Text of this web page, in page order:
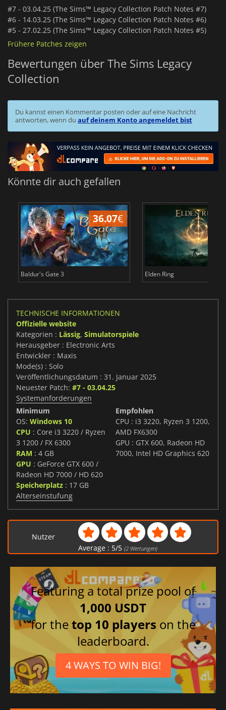
#7 - 03.04.25 (The Sims™ Legacy Collection Patch Notes #7)
#6 - 14.03.25 (The Sims™ Legacy Collection Patch Notes #6)
#5 - 27.02.25 (The Sims™ Legacy Collection Patch Notes #5)
Frühere Patches zeigen
Bewertungen über The Sims Legacy
Collection
Du kannst einen Kommentar posten oder auf eine Nachricht
antworten, wenn du auf deinem Konto angemeldet bist
Könnte dir auch gefallen
36.07€
Baldur's Gate 3 Elden Ring
TECHNISCHE INFORMATIONEN
Offizielle website
Kategorien : Lässig, Simulatorspiele
Herausgeber : Electronic Arts
Entwickler : Maxis
Mode(s) : Solo
Veröffentlichungsdatum : 31. Januar 2025
Neuester Patch: #7 - 03.04.25
Systemanforderungen
Minimum
OS: Windows 10
CPU : Core i3 3220 / Ryzen
3 1200 / FX 6300
RAM : 4 GB
GPU : GeForce GTX 600 /
Radeon HD 7000 / HD 620
Speicherplatz : 17 GB
Empfohlen
CPU : i3 3220, Ryzen 3 1200,
AMD FX6300
GPU : GTX 600, Radeon HD
7000, Intel HD Graphics 620
Alterseinstufung
Nutzer
Average : 5/5 (2Wertungen)
Featuring a total prize pool of
1,000 USDT
for thetop 10 players on the
leaderboard.
4 WAYS TO WIN BIG!